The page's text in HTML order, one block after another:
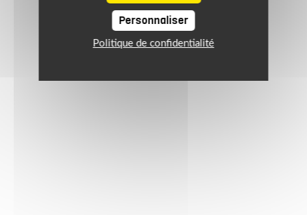
17.95 €
Personnaliser
Politique de confidentialité